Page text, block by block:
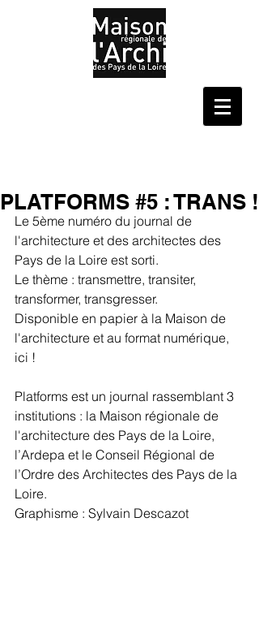
PLATFORMS #5 : TRANS !
Le 5ème numéro du journal de
l'architecture et des architectes des
Pays de la Loire est sorti.
Le thème : transmettre, transiter,
transformer, transgresser.
Disponible en papier à la Maison de
l'architecture et au format numérique,
ici !
Platforms est un journal rassemblant 3
institutions : la Maison régionale de
l'architecture des Pays de la Loire,
l’Ardepa et le Conseil Régional de
l’Ordre des Architectes des Pays de la
Loire.
Graphisme : Sylvain Descazot